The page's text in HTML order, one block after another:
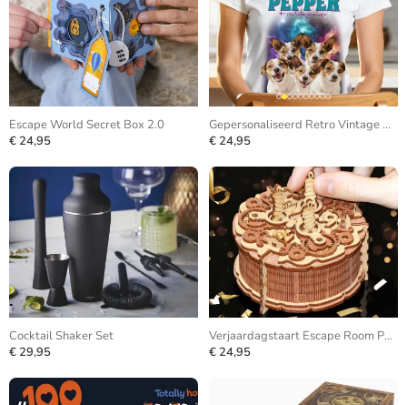
Escape World Secret Box 2.0
€ 24,95
Gepersonaliseerd Retro Vintage Bootleg T-shirt
€ 24,95
Cocktail Shaker Set
€ 29,95
Verjaardagstaart Escape Room Puzzle Box
€ 24,95